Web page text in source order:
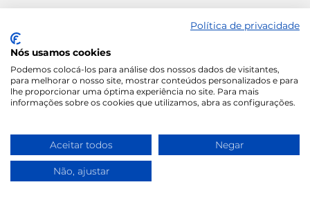
Animais de Estimação
Coronavírus
Fitness
Lifestyle
Política de privacidade
Nós usamos cookies
Podemos colocá-los para análise dos nossos dados de visitantes,
para melhorar o nosso site, mostrar conteúdos personalizados e para
lhe proporcionar uma óptima experiência no site. Para mais
informações sobre os cookies que utilizamos, abra as configurações.
Aceitar todos Negar
Não, ajustar